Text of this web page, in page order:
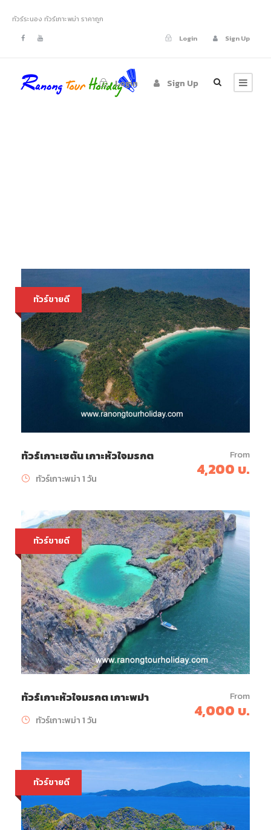
ทัวร์ระนอง ทัวร์เกาะพม่า ราคาถูก
Login
Sign Up
Login Sign Up
ทัวร์ขายดี
ทัวร์เกาะเซตัน เกาะหัวใจมรกต From
4,200 บ.
ทัวร์เกาะพม่า 1 วัน
ทัวร์ขายดี
ทัวร์เกาะหัวใจมรกต เกาะพม่า From
4,000 บ.
ทัวร์เกาะพม่า 1 วัน
ทัวร์ขายดี